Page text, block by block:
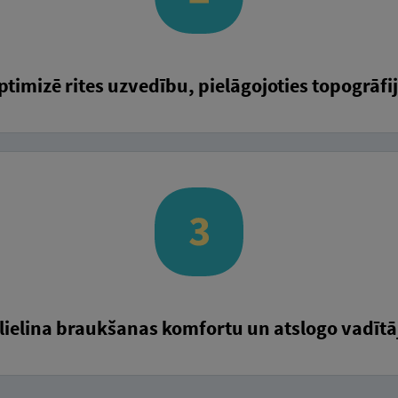
rites uzvedību, pielāgojoties
braukšanas komfortu un atslogo